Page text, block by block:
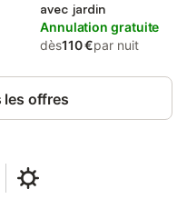
avec jardin
Annulation gratuite
dès110 €par nuit
offres